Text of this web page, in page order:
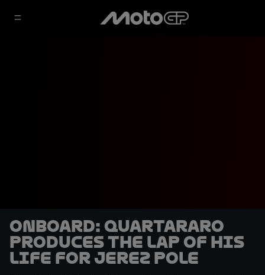
OnBoard: Quartararo
produces the lap of his
life for Jerez pole